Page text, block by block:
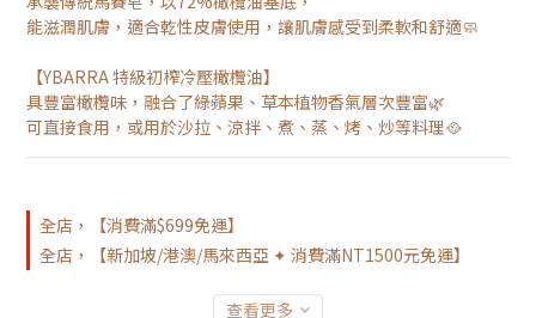
能滋潤肌膚，適合乾性皮膚使用，讓肌膚感受到柔軟和舒適🧼
【YBARRA 特級初榨冷壓橄欖油】
具豐富橄欖味，融合了綠蘋果、草本植物香氣層次豐富🌿
可直接食用，或用於沙拉、涼拌、煮、蒸、烤、炒等料理🥘
全店，【消費滿$699免運】
全店，【新加坡/港澳/馬來西亞 ✦ 消費滿NT1500元免運】
查看更多